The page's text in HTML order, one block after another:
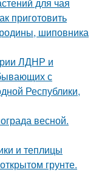
приготовить
шиповника
ЛДНР и
с
Республики,
весной.
и теплицы
грунте.